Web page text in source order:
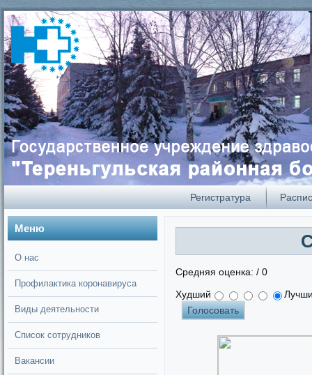
Цвет: А А А А А Размер: А А А Кернинг:
Регистратура
Меню
О нас
Профилактика коронавируса
Виды деятельности
Список сотрудников
Вакансии
Средняя оценка: / 0
Худший